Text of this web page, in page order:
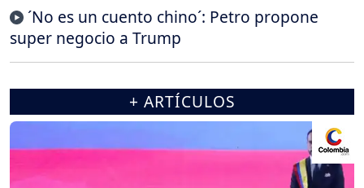
´No es un cuento chino´: Petro propone
super negocio a Trump
+ ARTÍCULOS